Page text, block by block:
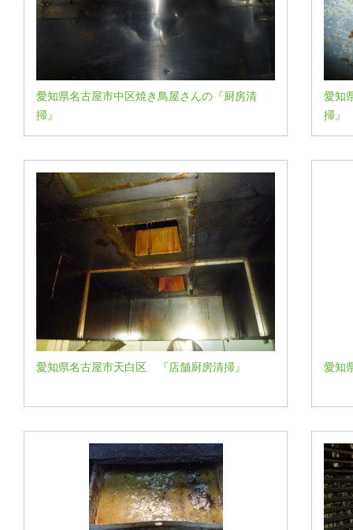
愛知県名古屋市中区焼き鳥屋さんの『厨房清
掃』
愛知
掃』
愛知県名古屋市天白区 『店舗厨房清掃』 愛知